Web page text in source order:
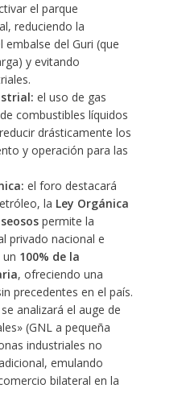
el parque
reduciendo la
embalse del Guri (que
y evitando
el uso de gas
combustibles líquidos
drásticamente los
y operación para las
el foro destacará
la Ley Orgánica
permite la
privado nacional e
100% de la
, ofreciendo una
precedentes en el país.
se analizará el auge de
(GNL a pequeña
industriales no
emulando
bilateral en la